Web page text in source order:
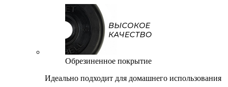
Обрезиненное покрытие
Идеально подходит для домашнего использования